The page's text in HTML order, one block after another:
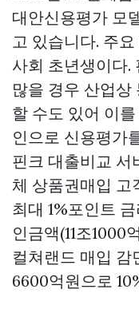
대안신용평가 모
고 있습니다. 주
사회 초년생이다.
많을 경우 산업상
할 수도 있어 이
인으로 신용평가
핀크 대출비교 서
체 상품권매입 고
최대 1%포인트
인금액(11조1000
컬쳐랜드 매입 감
6600억원으로